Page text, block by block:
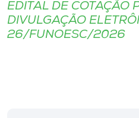
EDITAL DE COTAÇÃO
DIVULGAÇÃO
26/FUNOESC/2026